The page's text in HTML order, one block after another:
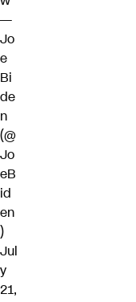
—
Jo
e
Bi
de
n
(@
Jo
eB
id
en
)
Jul
y
21,